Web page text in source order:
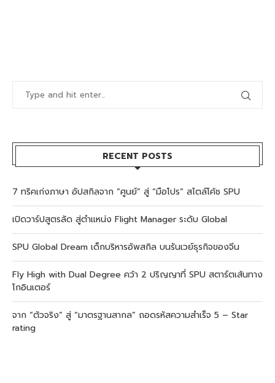
RECENT POSTS
7 ทริคเก่งภาษา อัปสกิลจาก “ศูนย์” สู่ “มือโปร” สไตล์โค้ช SPU
เปิดวาร์ปสูตรลัด สู่ตำแหน่ง Flight Manager ระดับ Global
SPU Global Dream เด็กบริหารอัพสกิล บนรันเวย์ธุรกิจของจีน
Fly High with Dual Degree คว้า 2 ปริญญาที่ SPU สตาร์ตเส้นทาง
โกอินเตอร์
จาก “ตัวจริง” สู่ “มาตรฐานสากล” ถอดรหัสความสำเร็จ 5 – Star
rating